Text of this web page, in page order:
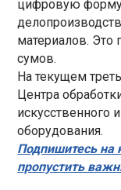
цифровую форму
материалов. Это
сумов.
На текущем
Центра
искусственного
оборудования.
Подпишитесь на
пропустить